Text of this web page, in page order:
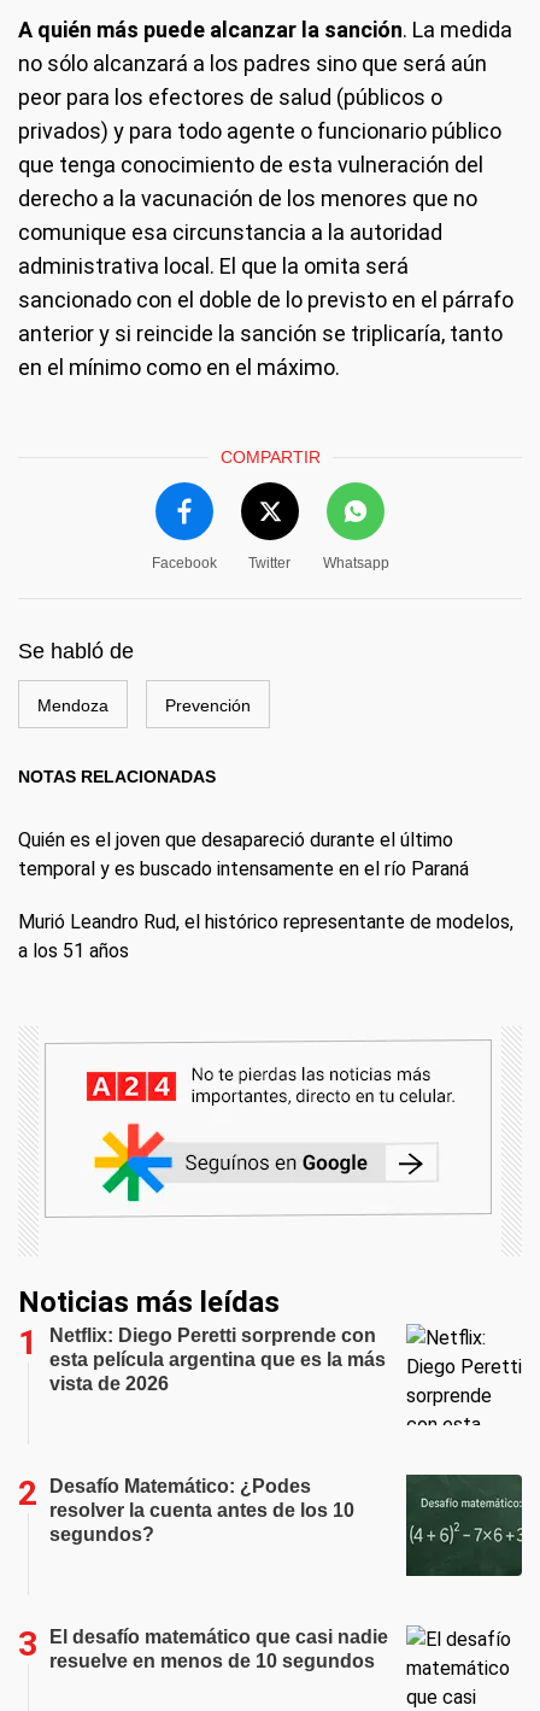
A quién más puede alcanzar la sanción. La medida
no sólo alcanzará a los padres sino que será aún
peor para los efectores de salud (públicos o
privados) y para todo agente o funcionario público
que tenga conocimiento de esta vulneración del
derecho a la vacunación de los menores que no
comunique esa circunstancia a la autoridad
administrativa local. El que la omita será
sancionado con el doble de lo previsto en el párrafo
anterior y si reincide la sanción se triplicaría, tanto
en el mínimo como en el máximo.
COMPARTIR
Facebook Twitter Whatsapp
Se habló de
Mendoza Prevención
NOTAS RELACIONADAS
Quién es el joven que desapareció durante el último
temporal y es buscado intensamente en el río Paraná
Murió Leandro Rud, el histórico representante de modelos,
a los 51 años
Noticias más leídas
Netflix: Diego Peretti sorprende con
esta película argentina que es la más
vista de 2026
Desafío Matemático: ¿Podes
resolver la cuenta antes de los 10
segundos?
El desafío matemático que casi nadie
resuelve en menos de 10 segundos